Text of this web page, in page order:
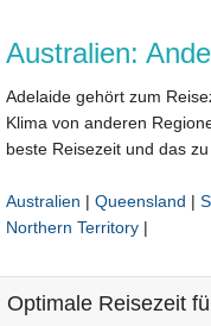
Australien:
Adelaide gehört zum
Klima von anderen
beste Reisezeit und das
Australien | Queensland |
Northern Territory |
Optimale Reisezeit